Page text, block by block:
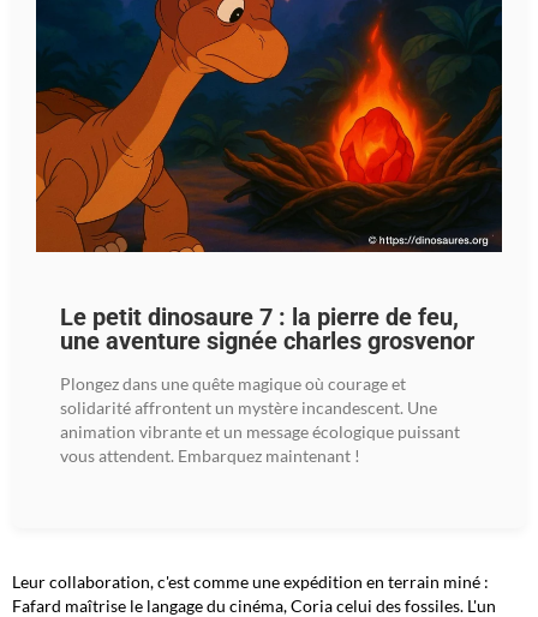
Le petit dinosaure 7 : la pierre de feu,
une aventure signée charles grosvenor
Plongez dans une quête magique où courage et
solidarité affrontent un mystère incandescent. Une
animation vibrante et un message écologique puissant
vous attendent. Embarquez maintenant !
Leur collaboration, c'est comme une expédition en terrain miné :
Fafard maîtrise le langage du cinéma, Coria celui des fossiles. L'un